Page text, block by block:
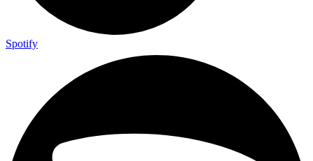
Spotify